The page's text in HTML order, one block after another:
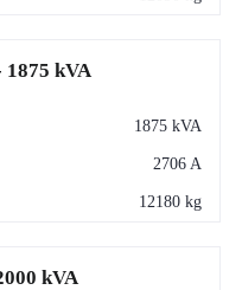
kVA
1875 kVA
2706 A
12180 kg
kVA